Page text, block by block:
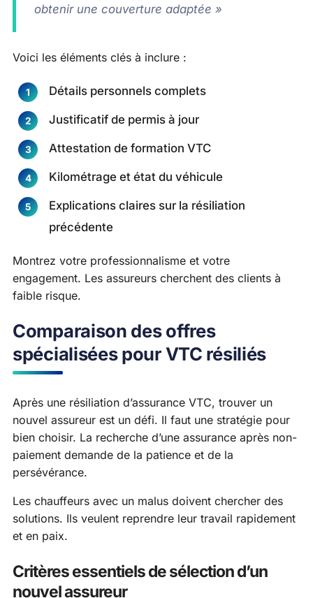
obtenir une couverture adaptée »
Voici les éléments clés à inclure :
Détails personnels complets
Justificatif de permis à jour
Attestation de formation VTC
Kilométrage et état du véhicule
Explications claires sur la résiliation
précédente
Montrez votre professionnalisme et votre
engagement. Les assureurs cherchent des clients à
faible risque.
Comparaison des offres
spécialisées pour VTC résiliés
Après une résiliation d’assurance VTC, trouver un
nouvel assureur est un défi. Il faut une stratégie pour
bien choisir. La recherche d’une assurance après non-
paiement demande de la patience et de la
persévérance.
Les chauffeurs avec un malus doivent chercher des
solutions. Ils veulent reprendre leur travail rapidement
et en paix.
Critères essentiels de sélection d’un
nouvel assureur